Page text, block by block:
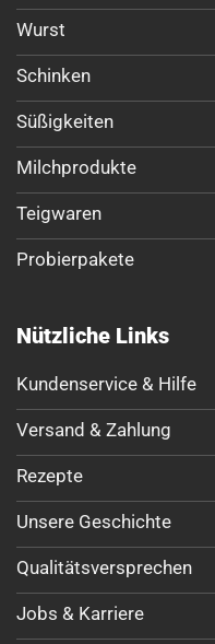
Wurst
Schinken
Süßigkeiten
Milchprodukte
Teigwaren
Probierpakete
Nützliche Links
Kundenservice & Hilfe
Versand & Zahlung
Rezepte
Unsere Geschichte
Qualitätsversprechen
Jobs & Karriere